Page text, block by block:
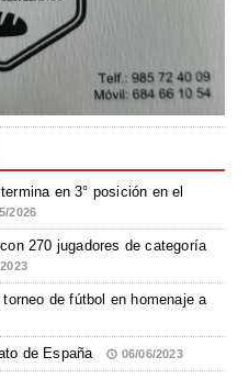
en 3° posición en el
2026
270 jugadores de categoría
de fútbol en homenaje a
de España 06/06/2023